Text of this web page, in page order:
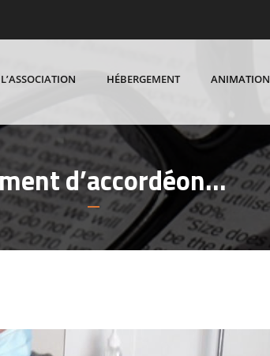
L’ASSOCIATION HÉBERGEMENT ANIMATION
d’accordéon…